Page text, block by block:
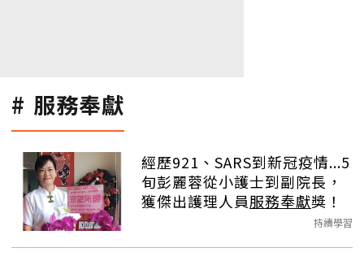
服務奉獻
經歷921、SARS到新冠疫情...5
旬彭麗蓉從小護士到副院長，
獲傑出護理人員服務奉獻獎！
持續學習